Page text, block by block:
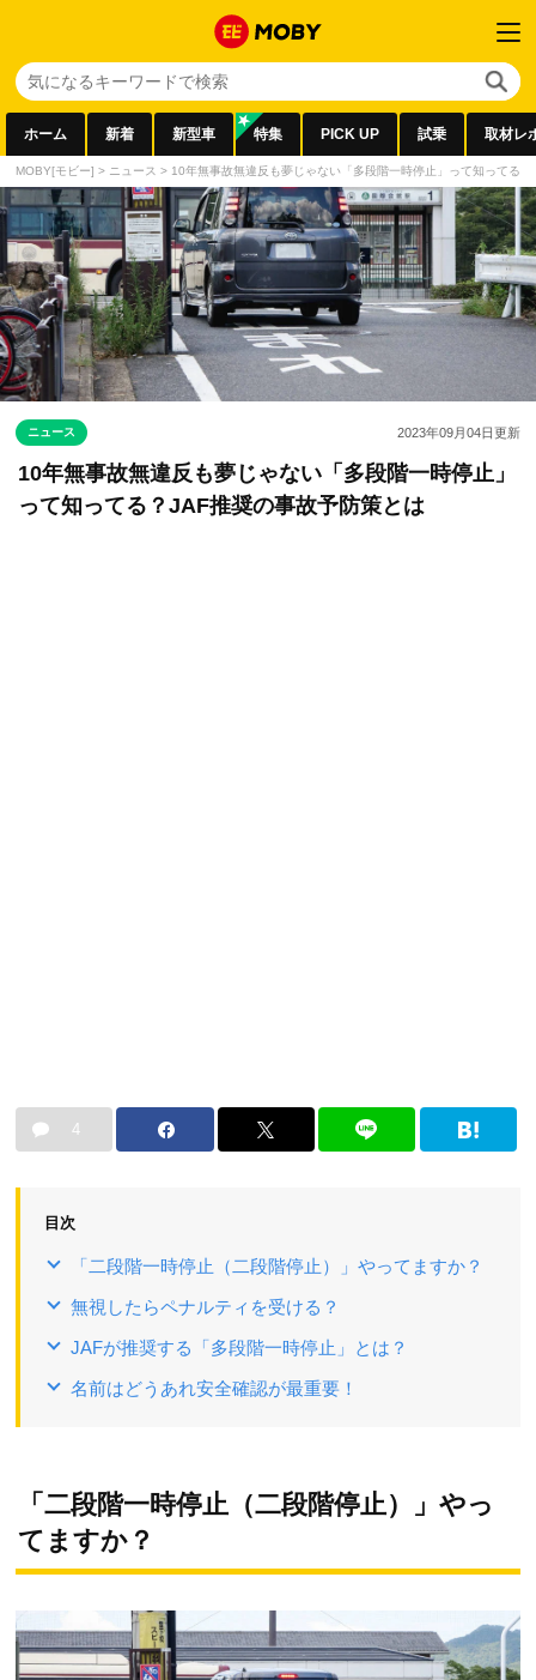
ホーム 新着 新型車 特集 PICK UP 試乗 取材レ
MOBY[モビー] > ニュース > 10年無事故無違反も夢じゃない「多段階一時停止」って知ってる
ニュース 2023年09月04日更新
10年無事故無違反も夢じゃない「多段階一時停止」
って知ってる？JAF推奨の事故予防策とは
4
目次
「二段階一時停止（二段階停止）」やってますか？
無視したらペナルティを受ける？
JAFが推奨する「多段階一時停止」とは？
名前はどうあれ安全確認が最重要！
「二段階一時停止（二段階停止）」やっ
てますか？